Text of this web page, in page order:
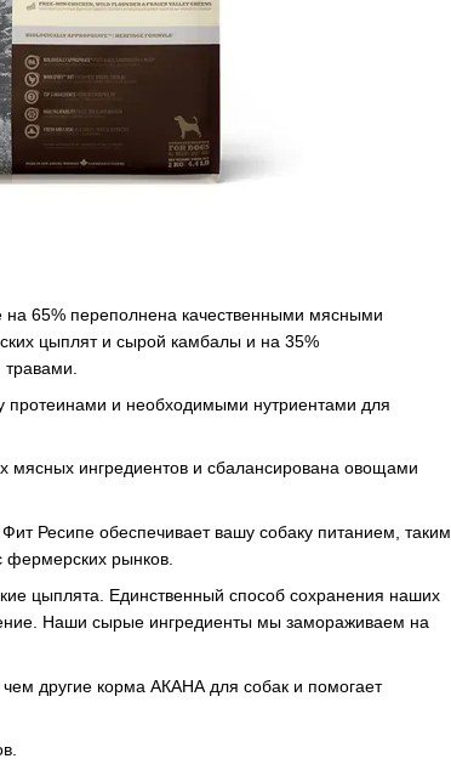
65% переполнена качественными мясными
цыплят и сырой камбалы и на 35%
протеинами и необходимыми нутриентами для
мясных ингредиентов и сбалансирована овощами
Ресипе обеспечивает вашу собаку питанием, таким
фермерских рынков.
цыплята. Единственный способ сохранения наших
Наши сырые ингредиенты мы замораживаем на
другие корма АКАНА для собак и помогает